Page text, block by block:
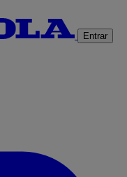
Entrar